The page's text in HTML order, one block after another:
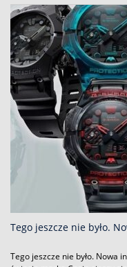
Tego jeszcze nie było.
Tego jeszcze nie było. Nowa